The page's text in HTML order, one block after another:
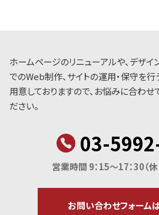
ホームページのリニューアルや、デザイ
でのWeb制作、サイトの運用・保守を行
用意しておりますので、お悩みに合わ
ださい。
03-
営業時間 9：15～17：30（
お問い合わせフォーム